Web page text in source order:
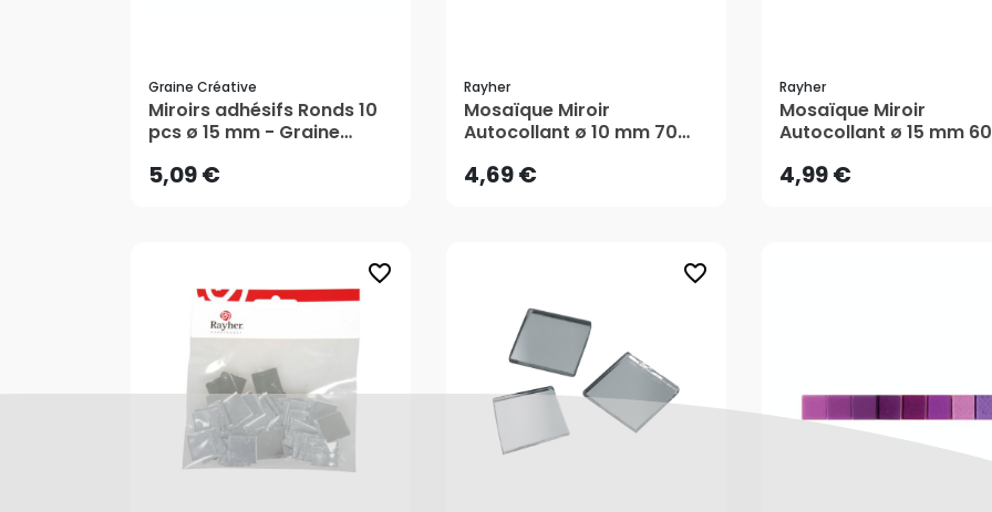
Graine Créative
Miroirs adhésifs Ronds 10
pcs ø 15 mm - Graine
5,09 €
5,09 €
AJOUTER AU PANIER
Rayher
Mosaïque Miroir
Autocollant ø 10 mm 70
4,69 €
4,69 €
AJOUTER AU PANIER
Rayher
Mosaïque Miroir
Autocollant ø 15 mm 60
4,99 €
4,99 €
AJOUTER AU PANIER
favorite_border favorite_border